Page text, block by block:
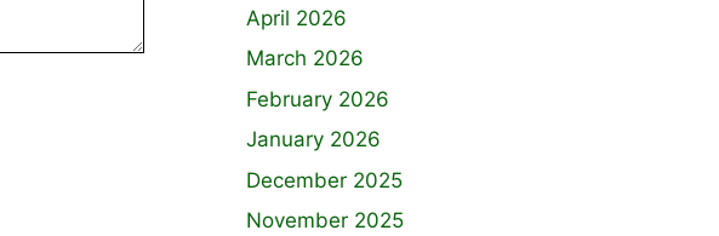
April 2026
March 2026
February 2026
January 2026
December 2025
November 2025